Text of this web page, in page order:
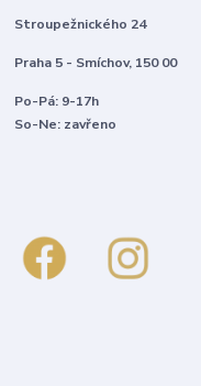
Stroupežnického 24
Praha 5 - Smíchov, 150 00
Po-Pá: 9-17h
So-Ne: zavřeno